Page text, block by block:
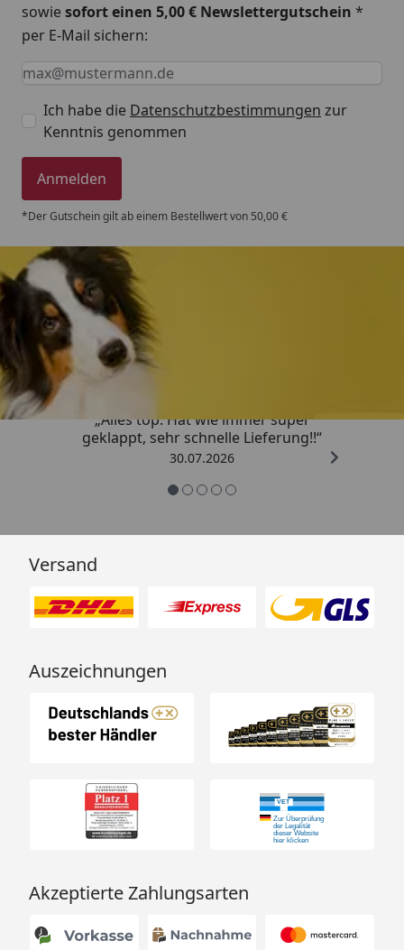
sowiesofort einen 5,00 € Newslettergutschein *
per E-Mail sichern:
Keine Eingabe erforderlich
Eingabe erforderlich
E-Mail *
Ich habe die Datenschutzbestimmungen zur
Kenntnis genommen
Anmelden
*Der Gutschein gilt ab einem Bestellwert von 50,00 €
Trusted Shops
„Alles top. Hat wie immer super
geklappt, sehr schnelle Lieferung!!“
30.07.2026
Versand
Auszeichnungen
Akzeptierte Zahlungsarten